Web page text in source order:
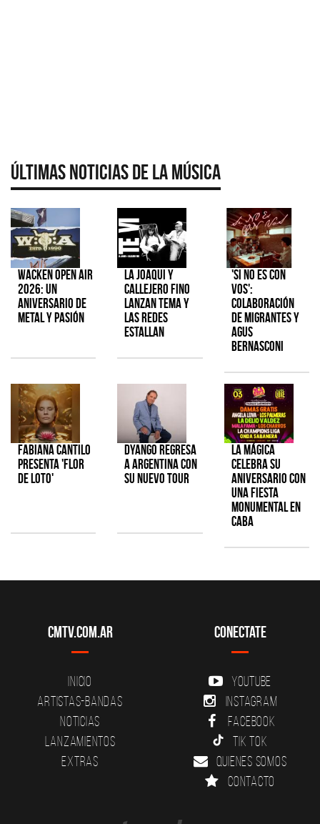
Últimas Noticias de la Música
Wacken Open Air
2026: Un
aniversario de
metal y pasión
La Joaqui y
Callejero Fino
lanzan tema y
las redes
estallan
'Si No Es Con
Vos':
colaboración
de Migrantes y
Agus
Bernasconi
Fabiana Cantilo
presenta 'Flor
de Loto'
Dyango regresa
a Argentina con
su nuevo tour
La Mágica
celebra su
aniversario con
una fiesta
monumental en
CABA
CMTV.com.ar
Inicio
Artistas-Bandas
Noticias
Lanzamientos
Extras
Conectate
YouTube
Instagram
Facebook
Tik Tok
Quienes somos
Contacto